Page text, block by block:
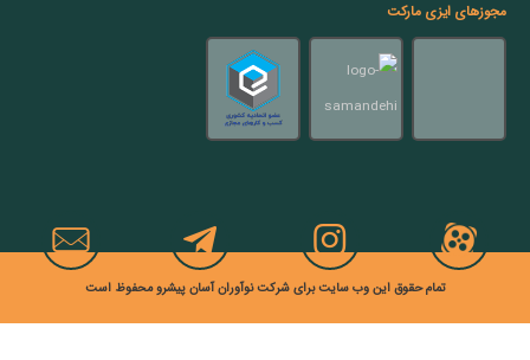
مجوزهای ایزی مارکت
تمام حقوق این وب سایت برای شرکت نوآوران آسان پیشرو محفوظ است